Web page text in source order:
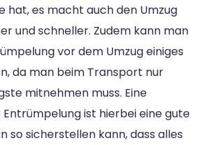
hat, es macht auch den Umzug
und schneller. Zudem kann man
vor dem Umzug einiges
da man beim Transport nur
mitnehmen muss. Eine
ist hierbei eine gute
so sicherstellen kann, dass alles